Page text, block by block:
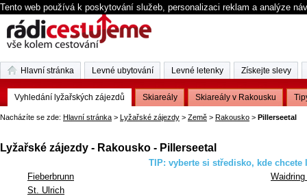
Tento web používá k poskytování služeb, personalizaci reklam a analýze
Nacházíte se zde: Hlavní stránka > Lyžařské zájezdy > Země > Rakousko > Pillerseetal
Lyžařské zájezdy - Rakousko - Pillerseetal
TIP: vyberte si středisko, kde chcete
Fieberbrunn
St. Ulrich
Hlavní stránka Levné ubytování Levné letenky Získejte slevy
Vyhledání lyžařských zájezdů Skiareály Skiareály v Rakousku